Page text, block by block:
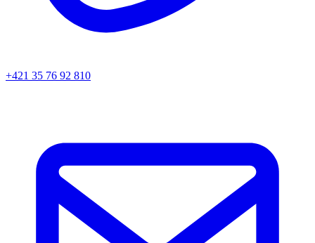
+421 35 76 92 810